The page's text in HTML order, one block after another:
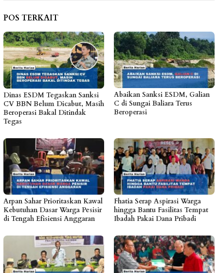
POS TERKAIT
Dinas ESDM Tegaskan Sanksi
CV BBN Belum Dicabut, Masih
Beroperasi Bakal Ditindak
Tegas
Abaikan Sanksi ESDM, Galian
C di Sungai Baliara Terus
Beroperasi
Arpan Sahar Prioritaskan Kawal
Kebutuhan Dasar Warga Pesisir
di Tengah Efisiensi Anggaran
Fhatia Serap Aspirasi Warga
hingga Bantu Fasilitas Tempat
Ibadah Pakai Dana Pribadi